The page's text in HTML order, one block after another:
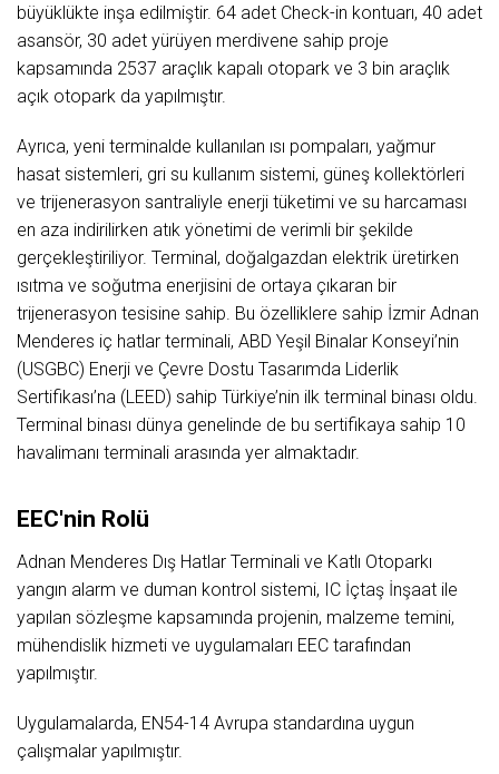
büyüklükte inşa edilmiştir. 64 adet Check-in kontuarı, 40 adet
asansör, 30 adet yürüyen merdivene sahip proje
kapsamında 2537 araçlık kapalı otopark ve 3 bin araçlık
açık otopark da yapılmıştır.
Ayrıca, yeni terminalde kullanılan ısı pompaları, yağmur
hasat sistemleri, gri su kullanım sistemi, güneş kollektörleri
ve trijenerasyon santraliyle enerji tüketimi ve su harcaması
en aza indirilirken atık yönetimi de verimli bir şekilde
gerçekleştiriliyor. Terminal, doğalgazdan elektrik üretirken
ısıtma ve soğutma enerjisini de ortaya çıkaran bir
trijenerasyon tesisine sahip. Bu özelliklere sahip İzmir Adnan
Menderes iç hatlar terminali, ABD Yeşil Binalar Konseyi’nin
(USGBC) Enerji ve Çevre Dostu Tasarımda Liderlik
Sertifikası’na (LEED) sahip Türkiye’nin ilk terminal binası oldu.
Terminal binası dünya genelinde de bu sertifikaya sahip 10
havalimanı terminali arasında yer almaktadır.
EEC'nin Rolü
Adnan Menderes Dış Hatlar Terminali ve Katlı Otoparkı
yangın alarm ve duman kontrol sistemi, IC İçtaş İnşaat ile
yapılan sözleşme kapsamında projenin, malzeme temini,
mühendislik hizmeti ve uygulamaları EEC tarafından
yapılmıştır.
Uygulamalarda, EN54-14 Avrupa standardına uygun
çalışmalar yapılmıştır.